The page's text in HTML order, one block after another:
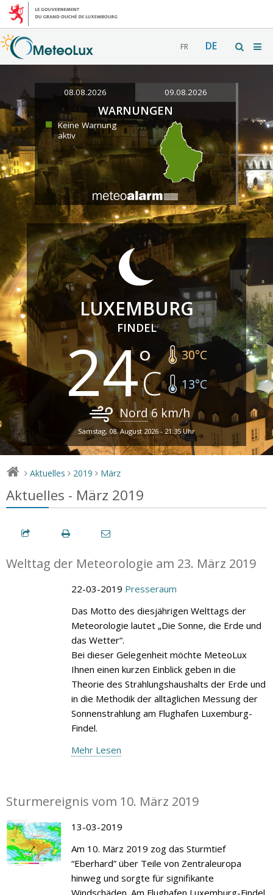
FR DE
08.08.2026 09.08.2026
WARNUNGEN
Keine Warnung
aktiv
LUXEMBURG
FINDEL
24 30°C
13°C
Nord6 km/h
Samstag, 08. August 2026 - 21:35 Uhr
> Aktuelles > 2019 > März
Aktuelles - März 2019
Welttag der Meteorologie am 23. März 2019
22-03-2019 Presseraum
Das Motto des diesjährigen Welttags der
Meteorologie lautet „Die Sonne, die Erde und
das Wetter“.
Bei dieser Gelegenheit möchte MeteoLux
Ihnen einen kurzen Einblick geben in die
Theorie des Strahlungshaushalts der Erde und
in die Methodik der alltäglichen Messung der
Sonnenstrahlung am Flughafen Luxemburg-
Findel.
Mehr Lesen
Sturmereignis vom 10. März 2019
13-03-2019
Am 10. März 2019 zog das Sturmtief
“Eberhard” über Teile von Zentraleuropa
hinweg und sorgte für signifikante
Windschäden. Am Flughafen Luxemburg-Findel